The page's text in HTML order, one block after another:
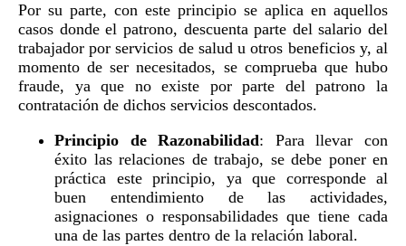
Por su parte, con este principio se aplica en aquellos
casos donde el patrono, descuenta parte del salario del
trabajador por servicios de salud u otros beneficios y, al
momento de ser necesitados, se comprueba que hubo
fraude, ya que no existe por parte del patrono la
contratación de dichos servicios descontados.
Principio de Razonabilidad: Para llevar con
éxito las relaciones de trabajo, se debe poner en
práctica este principio, ya que corresponde al
buen entendimiento de las actividades,
asignaciones o responsabilidades que tiene cada
una de las partes dentro de la relación laboral.